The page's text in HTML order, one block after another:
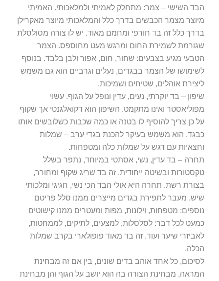
הבד השישי – צמר: מתחלק לאמיתי ולמלאכותי. האמיתי
מיוצר מצמר הכבשים בדרך כלל והמלאכותי מיוצר מאקרילן
בדרך כלל זה בד חורפי ומחמם מאוד. יש לו צורה מסולסלת
שגורמת לשמירת החום ומרגש מעט מחוספס. הצמר
הטבעי מגיע בצבעים: שחור, חום, אפור ולבן בלבד. בנוסף
לשימושו של הצמר בבגדים, נעלים וגרביים הוא גם משמש
ליצירת אוהלים, שטיחים ושמיכות.
שיפון – בד יוקרתי, נעים, עדין ונופל על הגוף. עשוי
מפוליאסטר ואינו מתקמט. השיפון הוא דקואלגנטי אך שקוף
על כן צריך להוסיף לו בטנה או כמה שכבות כשלובשים אותו
כבגד. הוא משמש בעיקר להכנת בגדי ערב – שמלות
וחצאיות עם דגש על שמלות כלה ומטפחות.
תחרה – בד עדין, נשי, אסתטי במיוחד, נתפר בשלל
טקסטורות ובשיטה ייחודית. זה בד שריג שקוף ומחורר,
בצורת רשת. תחרה היא אולי הבד הכי נשי, חגיגי ומלכותי
שיש. מעבר לתפירת בגדים מייצרים ממנו סלל פריטם
נוספים: מטפחות, וילונות, מפות ומעטרים ממנו קישוטים
כמעט לכל דבר: לסלסלות, למצעים, לתיקים, לממחטות,
לאביזרי שיער ועוד. זה בד מאוד פופולארי בקרב שמלות
הכלה.
לסיכום, כל אחד אוהב בדים שונים, בין אם זה מבחינת
המראה, מבחינת הצורה בה הוא יושב על הגוף והן מבחינת